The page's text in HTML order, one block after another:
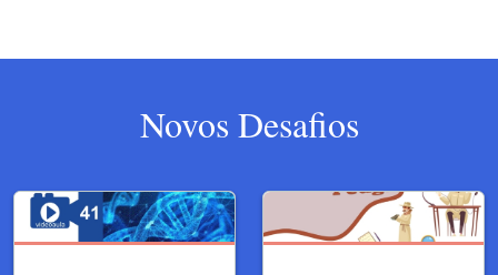
Novos Desafios